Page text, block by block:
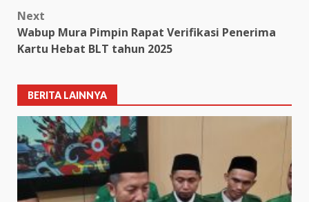
Next
Wabup Mura Pimpin Rapat Verifikasi Penerima
Kartu Hebat BLT tahun 2025
BERITA LAINNYA